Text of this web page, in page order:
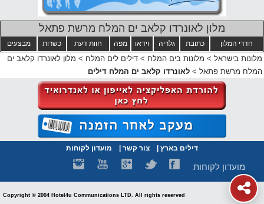
מלון לאונרדו קלאב ים המלח מרשת פתאל
מבצעים כשרות חוות דעת מפה וידאו גלריה כתובת חדרי המלון
מלונות בישראל > מלונות בים המלח > דילים לים המלח > מלון לאונרדו קלאב ים
המלח מרשת פתאל > לאונרדו קלאב ים המלח דילים
דילים בארץ צור קשר מועדון לקוחות
מועדון לקוחות
Copyright © 2004 Hotel4u Communications LTD. All rights reserved